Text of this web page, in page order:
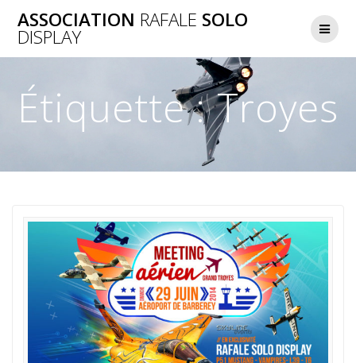
to
ASSOCIATION RAFALE SOLO
DISPLAY
Étiquette :Troyes